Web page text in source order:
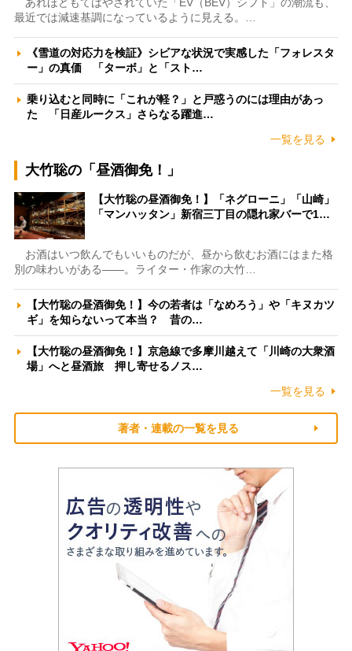
あれほどもてはやされていた「EV（BEV）シフト」の潮流も、
最近では減速基調になっているように見える。…
《雪道の対応力を検証》シビアな状況で実感した「フォレスタ
ー」の真価 「ターボ」と「スト…
乗り込むと同時に「これが軽？」と戸惑うのには理由があっ
た 「日産ルークス」さらなる躍進…
一覧を見る
大竹聡の「昼酒御免！」
【大竹聡の昼酒御免！】「ネグローニ」「山崎」
「マンハッタン」新宿三丁目の隠れ家バーで1…
お酒はいつ飲んでもいいものだが、昼から飲むお酒にはまた格
別の味わいがある――。ライター・作家の大竹…
【大竹聡の昼酒御免！】今の若者は「なめろう」や「キヌカツ
ギ」を知らないって本当？ 昔の…
【大竹聡の昼酒御免！】京急線で多摩川越えて「川崎の大衆酒
場」へと昼酒旅 押し寄せるノス…
一覧を見る
著者・連載の一覧を見る